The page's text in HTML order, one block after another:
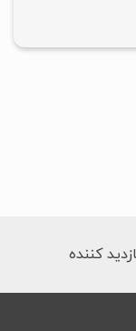
کننده